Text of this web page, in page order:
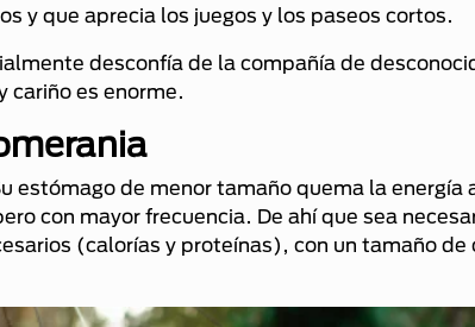
y que aprecia los juegos y los paseos cortos.
desconfía de la compañía de
cariño es enorme.
estómago de menor tamaño quema la energía
con mayor frecuencia. De ahí que sea
(calorías y proteínas), con un tamaño de